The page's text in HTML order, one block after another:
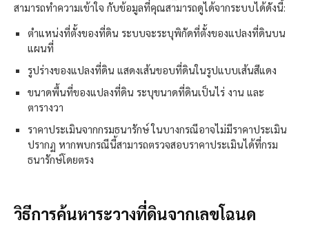
สามารถทำความเข้าใจ กับข้อมูลที่คุณสามารถดูได้จากระบบได้ดังนี้:
ตำแหน่งที่ตั้งของที่ดิน ระบบจะระบุพิกัดที่ตั้งของแปลงที่ดินบน
แผนที่
รูปร่างของแปลงที่ดิน แสดงเส้นขอบที่ดินในรูปแบบเส้นสีแดง
ขนาดพื้นที่ของแปลงที่ดิน ระบุขนาดที่ดินเป็นไร่ งาน และ
ตารางวา
ราคาประเมินจากกรมธนารักษ์ ในบางกรณีอาจไม่มีราคาประเมิน
ปรากฏ หากพบกรณีนี้สามารถตรวจสอบราคาประเมินได้ที่กรม
ธนารักษ์โดยตรง
วิธีการค้นหาระวางที่ดินจากเลขโฉนด